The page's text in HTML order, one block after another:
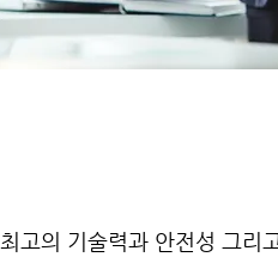
최고의 기술력과 안전성 그리